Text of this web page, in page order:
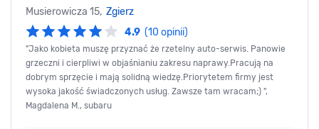
Musierowicza 15, Zgierz
4.9 (10 opinii)
"Jako kobieta muszę przyznać że rzetelny auto-serwis. Panowie
grzeczni i cierpliwi w objaśnianiu zakresu naprawy.Pracują na
dobrym sprzęcie i mają solidną wiedzę.Priorytetem firmy jest
wysoka jakość świadczonych usług. Zawsze tam wracam;) ",
Magdalena M., subaru